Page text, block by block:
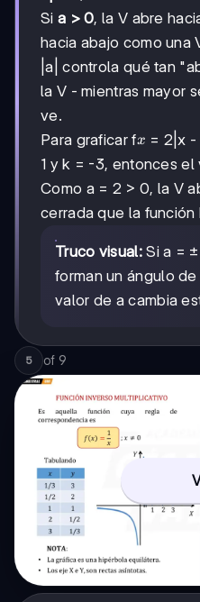
Si a > 0, la V abre
hacia abajo como una
|a| controla qué tan
la V - mientras mayor
ve.
Para graficar fx
x = 2|x -
1 y k = -3, entonces
Como a = 2 > 0, la V
cerrada que la función
Truco visual:Si a =
forman un ángulo
valor de a cambia
5 of 9